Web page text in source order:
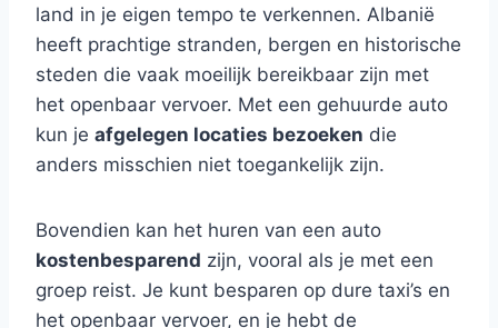
land in je eigen tempo te verkennen. Albanië
heeft prachtige stranden, bergen en historische
steden die vaak moeilijk bereikbaar zijn met
het openbaar vervoer. Met een gehuurde auto
kun je afgelegen locaties bezoeken die
anders misschien niet toegankelijk zijn.
Bovendien kan het huren van een auto
kostenbesparend zijn, vooral als je met een
groep reist. Je kunt besparen op dure taxi’s en
het openbaar vervoer, en je hebt de